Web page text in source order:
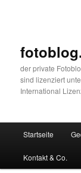
der private
sind lizenziert
International
Startseite
Kontakt & Co.